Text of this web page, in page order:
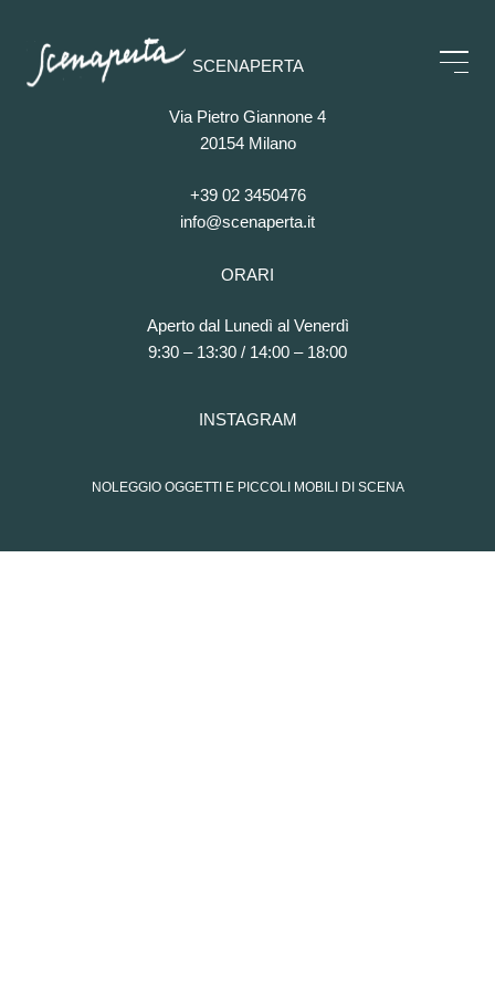
SCENAPERTA
Via Pietro Giannone 4
20154 Milano
+39 02 3450476
info@scenaperta.it
ORARI
Aperto dal Lunedì al Venerdì
9:30 – 13:30 / 14:00 – 18:00
INSTAGRAM
NOLEGGIO OGGETTI E PICCOLI MOBILI DI SCENA